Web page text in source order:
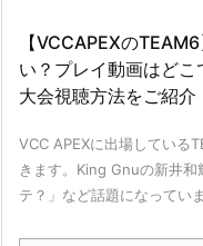
【VCCAPEXの
い？プレイ動画はど
大会視聴方法をご紹介
VCC APEXに出場している
きます。King Gnuの新井
テ？」など話題になってい